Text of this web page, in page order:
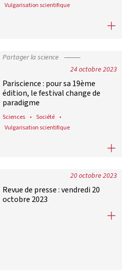
Vulgarisation scientifique
Universités : la magie des lieux de
Partager la science
24 octobre 2023
Pariscience : pour sa 19ème
édition, le festival change de
paradigme
Sciences
Société
Vulgarisation scientifique
Pariscience : pour sa 19ème
20 octobre 2023
Revue de presse : vendredi 20
octobre 2023
Revue de presse : vendredi 20